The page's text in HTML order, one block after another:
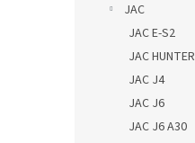
JAC
JAC E-S2
JAC HUNTER
JAC J4
JAC J6
JAC J6 A30